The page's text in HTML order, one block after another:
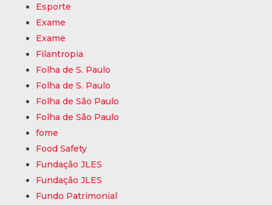
Esporte
Exame
Exame
Filantropia
Folha de S. Paulo
Folha de S. Paulo
Folha de São Paulo
Folha de São Paulo
fome
Food Safety
Fundação JLES
Fundação JLES
Fundo Patrimonial